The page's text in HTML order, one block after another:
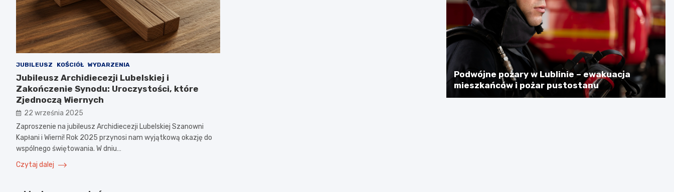
JUBILEUSZ KOŚCIÓŁ WYDARZENIA
Jubileusz Archidiecezji Lubelskiej i
Zakończenie Synodu: Uroczystości, które
Zjednoczą Wiernych
22 września 2025
Zaproszenie na jubileusz Archidiecezji Lubelskiej Szanowni
Kapłani i Wierni! Rok 2025 przynosi nam wyjątkową okazję do
wspólnego świętowania. W dniu…
Czytaj dalej
Podwójne pożary w Lublinie – ewakuacja
mieszkańców i pożar pustostanu